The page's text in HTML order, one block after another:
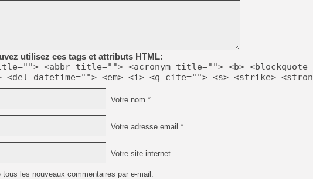
[GK] Beast of
[GK] Ubisoft : fin de partie
[GK] Mémoire cash -
[GK] Dan Houser (GTA)
[GK] Comment EA Sports
[GK] Crimson Moon : un
[GK] Isle of Reveries : le
[GK] Moonlighter 2 : The
[GK] Capcom relance
[Mo5] Deux inédits du
[GK] Le beat'em up The
[GK] Endless Legend 2 :
utilisez ces tags et attributs HTML:
<abbr title=""> <acronym title=""> <b> <blockquote
<del datetime=""> <em> <i> <q cite=""> <s> <strike>
Votre nom *
Votre adresse email *
Votre site internet
tous les nouveaux commentaires par e-mail.